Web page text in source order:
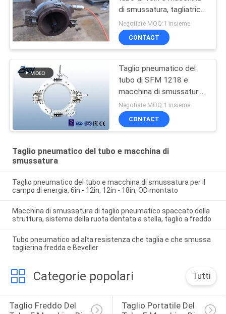
di smussatura, tagliatrice
del tubo di 457mm
Negotiate MOQ:1 insieme
CONTACT
Taglio pneumatico del
tubo di SFM 1218 e
macchina di smussatura,
macchina di smussatura
del tubo pneumatico
Negotiate MOQ:1 insieme
CONTACT
Taglio pneumatico del tubo e macchina di
smussatura
Taglio pneumatico del tubo e macchina di smussatura per il
campo di energia, 6in - 12in, 12in - 18in, OD montato
Macchina di smussatura di taglio pneumatico spaccato della
struttura, sistema della ruota dentata a stella, taglio a freddo
Tubo pneumatico ad alta resistenza che taglia e che smussa
taglierina fredda e Beveller
Categorie popolari Tutti
Taglio Freddo Del
Taglio Portatile Del